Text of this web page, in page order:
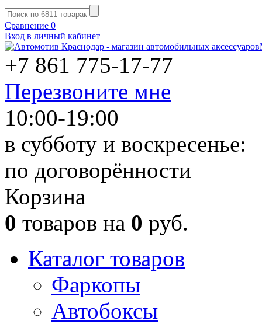
Сравнение 0
Вход в личный кабинет
+7 861 775-17-77
Перезвоните мне
10:00-19:00
в субботу и воскресенье:
по договорённости
Корзина
0 товаров на 0 руб.
Каталог товаров
Фаркопы
Автобоксы